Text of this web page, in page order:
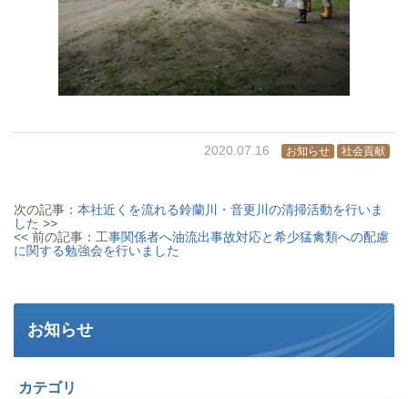
2020.07.16 お知らせ 社会貢献
次の記事： 本社近くを流れる鈴蘭川・音更川の清掃活動を行いま
した >>
<< 前の記事： 工事関係者へ油流出事故対応と希少猛禽類への配慮
に関する勉強会を行いました
お知らせ
カテゴリ